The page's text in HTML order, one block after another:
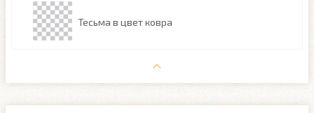
Тесьма в цвет ковра